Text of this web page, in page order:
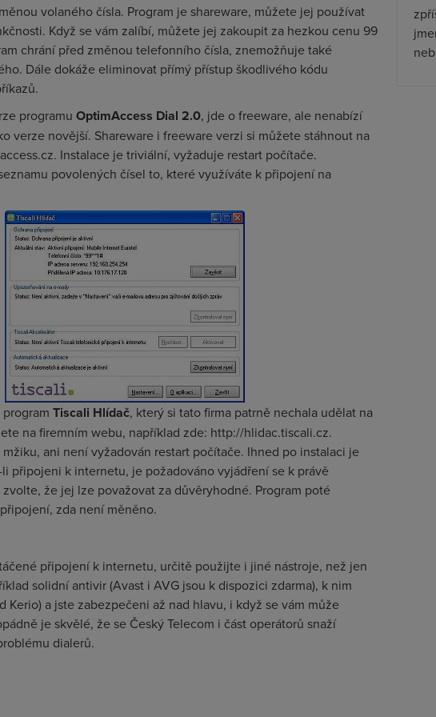
volaného čísla. Program je shareware, můžete jej používat
Když se vám zalíbí, můžete jej zakoupit za hezkou cenu 99
chrání před změnou telefonního čísla, znemožňuje také
Dále dokáže eliminovat přímý přístup škodlivého kódu
programu OptimAccess Dial 2.0, jde o freeware, ale nenabízí
verze novější. Shareware i freeware verzi si můžete stáhnout na
Instalace je triviální, vyžaduje restart počítače.
povolených čísel to, které využíváte k připojení na
Tiscali Hlídač, který si tato firma patrně nechala udělat na
na firemním webu, například zde: http://hlidac.tiscali.cz.
ani není vyžadován restart počítače. Ihned po instalaci je
připojeni k internetu, je požadováno vyjádření se k právě
že jej lze považovat za důvěryhodné. Program poté
zda není měněno.
připojení k internetu, určitě použijte i jiné nástroje, než jen
solidní antivir (Avast i AVG jsou k dispozici zdarma), k nim
Kerio) a jste zabezpečeni až nad hlavu, i když se vám může
je skvělé, že se Český Telecom i část operátorů snaží
dialerů.